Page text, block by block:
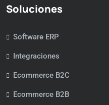
Soluciones
Software ERP
Integraciones
Ecommerce B2C
Ecommerce B2B